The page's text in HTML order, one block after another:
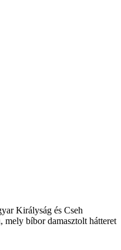
Királyság és Cseh
mely bíbor damasztolt hátteret